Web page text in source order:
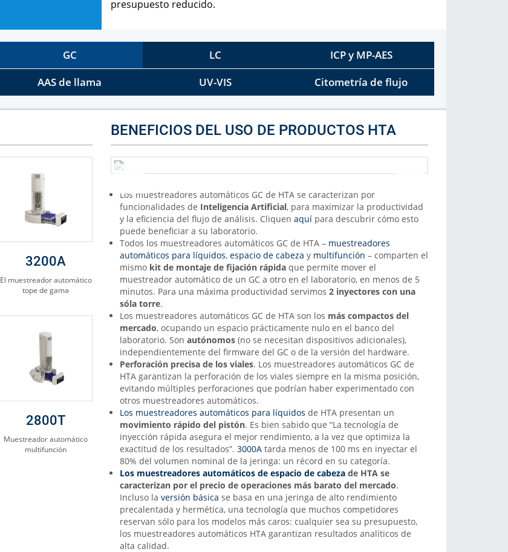
Más Info
presupuesto reducido.
GC LC
ICP y MP-AES
AAS de llama
UV-VIS Citometría de flujo
3200A
El muestreador automático
tope de gama
2800T
Muestreador automático
multifunción
BENEFICIOS DEL USO DE PRODUCTOS HTA
Los muestreadores automáticos GC de HTA se caracterizan por
funcionalidades de Inteligencia Artificial, para maximizar la productividad
y la eficiencia del flujo de análisis. Cliquen aquí para descubrir cómo esto
puede beneficiar a su laboratorio.
Todos los muestreadores automáticos GC de HTA – muestreadores
automáticos para líquidos, espacio de cabeza y multifunción – comparten el
mismo kit de montaje de fijación rápida que permite mover el
muestreador automático de un GC a otro en el laboratorio, en menos de 5
minutos. Para una máxima productividad servimos 2 inyectores con una
sóla torre.
Los muestreadores automáticos GC de HTA son los más compactos del
mercado, ocupando un espacio prácticamente nulo en el banco del
laboratorio. Son autónomos (no se necesitan dispositivos adicionales),
independientemente del firmware del GC o de la versión del hardware.
Perforación precisa de los viales. Los muestreadores automáticos GC de
HTA garantizan la perforación de los viales siempre en la misma posición,
evitando múltiples perforaciones que podrían haber experimentado con
otros muestreadores automáticos.
Los muestreadores automáticos para líquidos de HTA presentan un
movimiento rápido del pistón. Es bien sabido que “La tecnología de
inyección rápida asegura el mejor rendimiento, a la vez que optimiza la
exactitud de los resultados”. 3000A tarda menos de 100 ms en inyectar el
80% del volumen nominal de la jeringa: un récord en su categoría.
Los muestreadores automáticos de espacio de cabeza de HTA se
caracterizan por el precio de operaciones más barato del mercado.
Incluso la versión básica se basa en una jeringa de alto rendimiento
precalentada y hermética, una tecnología que muchos competidores
reservan sólo para los modelos más caros: cualquier sea su presupuesto,
los muestreadores automáticos HTA garantizan resultados analíticos de
alta calidad.